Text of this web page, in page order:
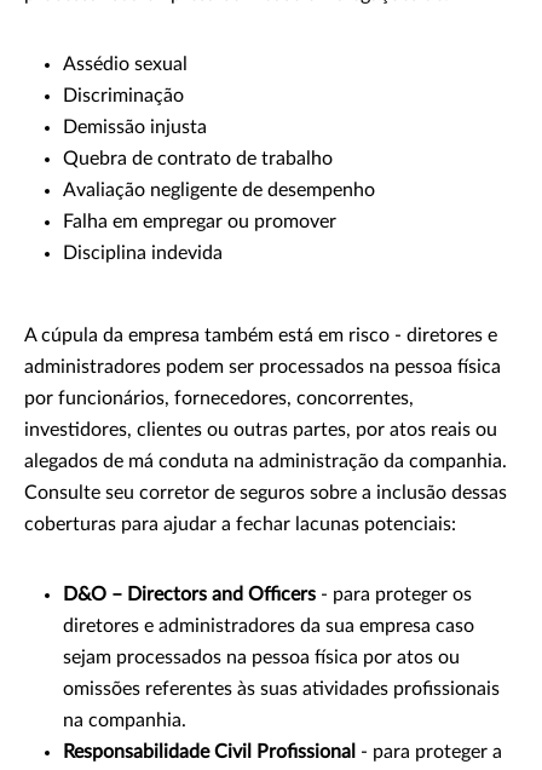
Assédio sexual
Discriminação
Demissão injusta
Quebra de contrato de trabalho
Avaliação negligente de desempenho
Falha em empregar ou promover
Disciplina indevida
A cúpula da empresa também está em risco - diretores e
administradores podem ser processados na pessoa física
por funcionários, fornecedores, concorrentes,
investidores, clientes ou outras partes, por atos reais ou
alegados de má conduta na administração da companhia.
Consulte seu corretor de seguros sobre a inclusão dessas
coberturas para ajudar a fechar lacunas potenciais:
D&O – Directors and Officers - para proteger os
diretores e administradores da sua empresa caso
sejam processados na pessoa física por atos ou
omissões referentes às suas atividades profissionais
na companhia.
Responsabilidade Civil Profissional - para proteger a